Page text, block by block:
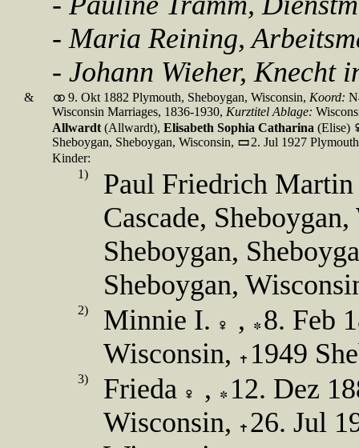
- Maria Reining,
- Johann Wieher, Knecht
& 9. Okt 1882 Plymouth, Sheboygan, Wisconsin, Koord:
Wisconsin Marriages, 1836-1930, Kurztitel Ablage:
Allwardt (Allwardt), Elisabeth Sophia Catharina (Elise)
Sheboygan, Sheboygan, Wisconsin,
2. Jul 1927
Kinder:
1)
Paul Friedrich
Cascade,
Sheboygan,
Sheboygan,
2) Minnie I. ,
8. Feb
Wisconsin,
1949
3) Frieda ,
12. Dez
Wisconsin,
26. Jul